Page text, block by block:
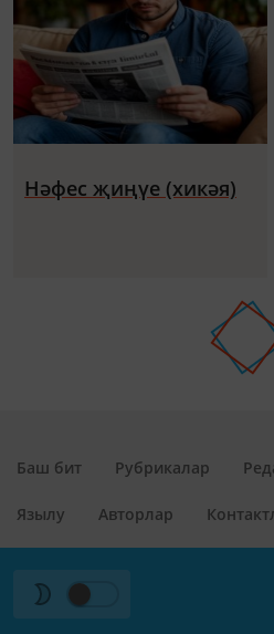
Нәфес җиңүе (хикәя)
Баш бит Рубрикалар
Язылу Авторлар